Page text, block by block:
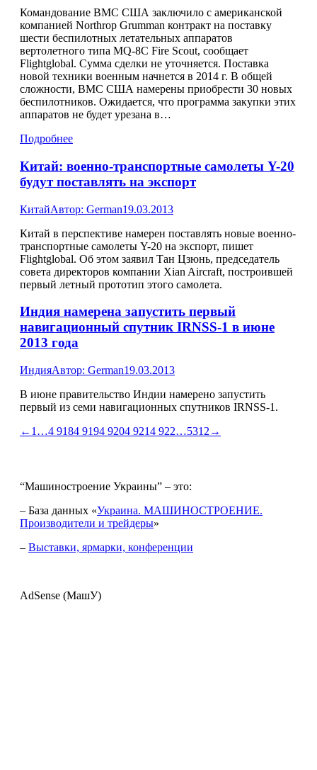
Командование ВМС США заключило с американской
компанией Northrop Grumman контракт на поставку
шести беспилотных летательных аппаратов
вертолетного типа MQ-8C Fire Scout, сообщает
Flightglobal. Сумма сделки не уточняется. Поставка
новой техники военным начнется в 2014 г. В общей
сложности, ВМС США намерены приобрести 30 новых
беспилотников. Ожидается, что программа закупки этих
аппаратов не будет урезана в…
Подробнее
Китай: военно-транспортные самолеты Y-20
будут поставлять на экспорт
КитайАвтор: German19.03.2013
Китай в перспективе намерен поставлять новые военно-
транспортные самолеты Y-20 на экспорт, пишет
Flightglobal. Об этом заявил Тан Цзюнь, председатель
совета директоров компании Xian Aircraft, построившей
первый летный прототип этого самолета.
Индия намерена запустить первый
навигационный спутник IRNSS-1 в июне
2013 года
ИндияАвтор: German19.03.2013
В июне правительство Индии намерено запустить
первый из семи навигационных спутников IRNSS-1.
← 1 …4 9184 9194 9204 9214 922…5312 →
“Машиностроение Украины” – это:
– База данных «Украина. МАШИНОСТРОЕНИЕ.
Производители и трейдеры»
– Выставки, ярмарки, конференции
AdSense (МашУ)